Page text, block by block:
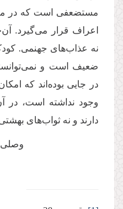
مستضعفی است که در
اعراف قرار می‌گیرد.
نه عذاب‌های جهنمی.
ضعیف است و
در جایی بوده‌اند که
وجود نداشته است، در
دارند و نه ثوا‌ب‌های
وصلی